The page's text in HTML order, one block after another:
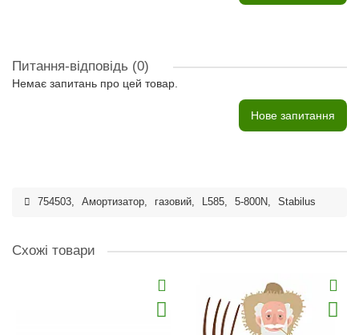
Питання-відповідь (0)
Немає запитань про цей товар.
Нове запитання
754503, Амортизатор, газовий, L585, 5-800N, Stabilus
Схожі товари